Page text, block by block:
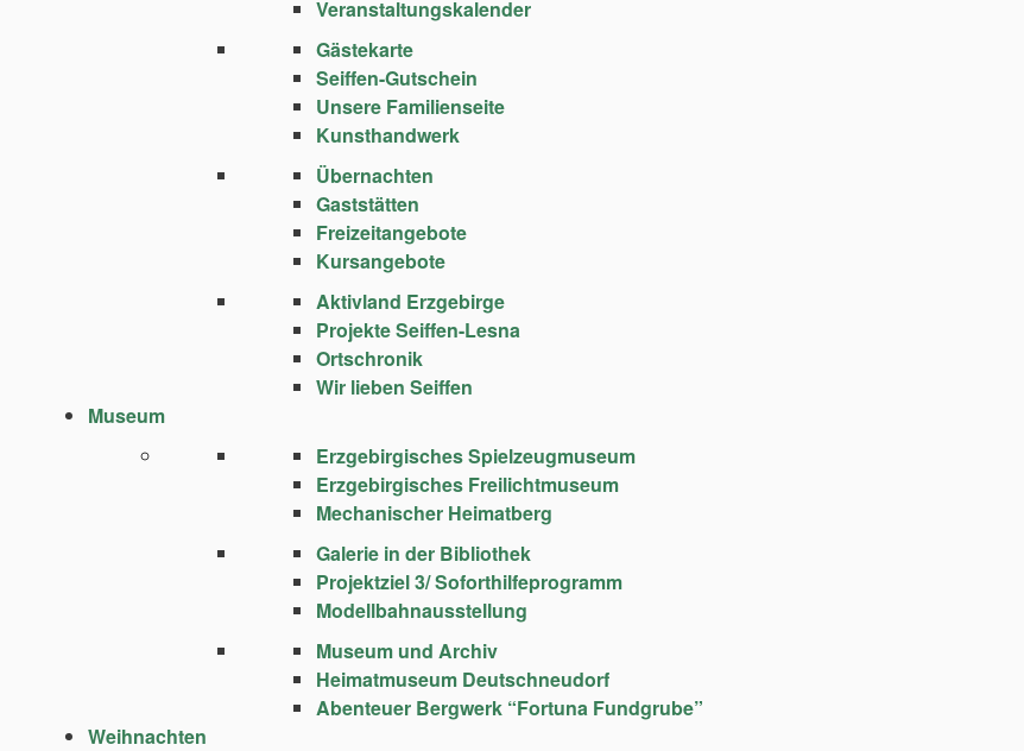
Veranstaltungskalender
Gästekarte
Seiffen-Gutschein
Unsere Familienseite
Kunsthandwerk
Übernachten
Gaststätten
Freizeitangebote
Kursangebote
Aktivland Erzgebirge
Projekte Seiffen-Lesna
Ortschronik
Wir lieben Seiffen
Museum
Erzgebirgisches Spielzeugmuseum
Erzgebirgisches Freilichtmuseum
Mechanischer Heimatberg
Galerie in der Bibliothek
Projektziel 3/ Soforthilfeprogramm
Modellbahnausstellung
Museum und Archiv
Heimatmuseum Deutschneudorf
Abenteuer Bergwerk “Fortuna Fundgrube”
Weihnachten